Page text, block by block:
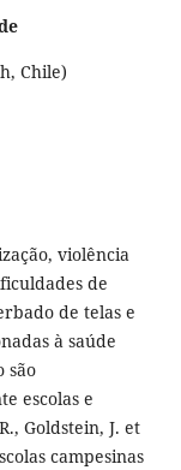
Chile)
violência
de
de telas e
à saúde
são
escolas e
Goldstein, J. et
campesinas